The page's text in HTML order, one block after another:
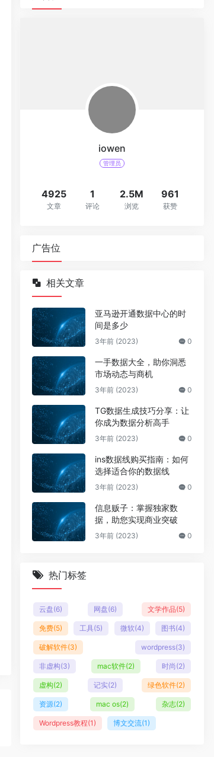
iowen
管理员
4925
文章
1
评论
2.5M
浏览
961
获赞
广告位
相关文章
亚马逊开通数据中心的时
间是多少
3年前 (2023) 0
一手数据大全，助你洞悉
市场动态与商机
3年前 (2023) 0
TG数据生成技巧分享：让
你成为数据分析高手
3年前 (2023) 0
ins数据线购买指南：如何
选择适合你的数据线
3年前 (2023) 0
信息贩子：掌握独家数
据，助您实现商业突破
3年前 (2023) 0
热门标签
云盘(6) 网盘(6) 文学作品(5)
免费(5) 工具(5) 微软(4) 图书(4)
破解软件(3) wordpress(3)
非虚构(3) mac软件(2) 时尚(2)
虚构(2) 记实(2) 绿色软件(2)
资源(2) mac os(2) 杂志(2)
Wordpress教程(1) 博文交流(1)